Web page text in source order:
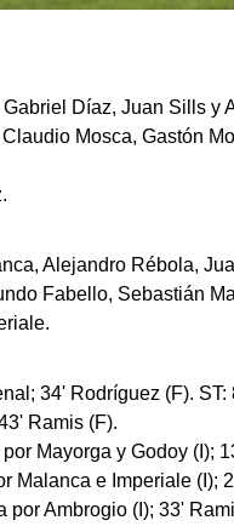
Díaz, Juan Sills y
Mosca, Gastón
Alejandro Rébola,
Fabello, Sebastián
34' Rodríguez (F).
Ramis (F).
Mayorga y Godoy (I);
Malanca e Imperiale (I);
por Ambrogio (I); 33'